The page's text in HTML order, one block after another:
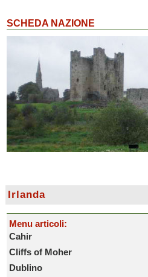
SCHEDA NAZIONE
Irlanda
Menu articoli:
Cahir
Cliffs of Moher
Dublino